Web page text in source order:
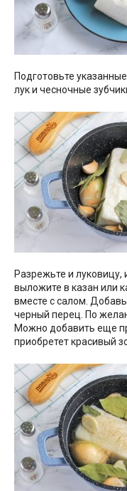
Подготовьте
лук и чесночные
Разрежьте и луковицу,
выложите в казан или
вместе с салом.
черный перец. По
Можно добавить еще
приобретет красивый